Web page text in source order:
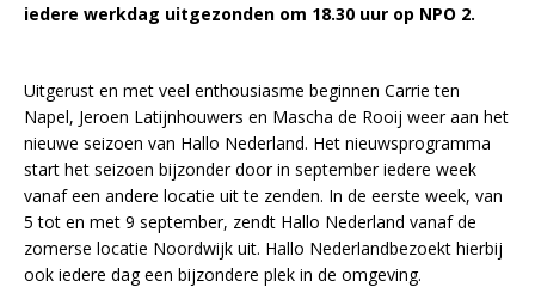
iedere werkdag uitgezonden om 18.30 uur op NPO 2.
Uitgerust en met veel enthousiasme beginnen Carrie ten
Napel, Jeroen Latijnhouwers en Mascha de Rooij weer aan het
nieuwe seizoen van Hallo Nederland. Het nieuwsprogramma
start het seizoen bijzonder door in september iedere week
vanaf een andere locatie uit te zenden. In de eerste week, van
5 tot en met 9 september, zendt Hallo Nederland vanaf de
zomerse locatie Noordwijk uit. Hallo Nederlandbezoekt hierbij
ook iedere dag een bijzondere plek in de omgeving.